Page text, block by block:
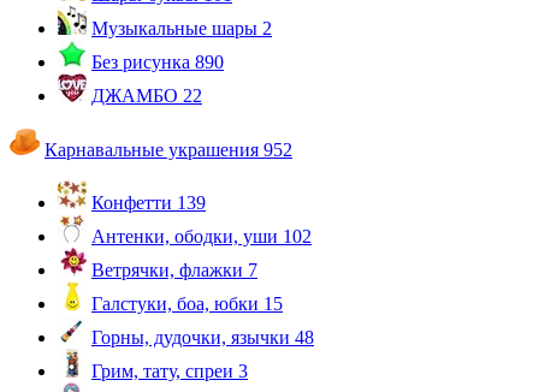
Музыкальные шары 2
Без рисунка 890
ДЖАМБО 22
Карнавальные украшения 952
Конфетти 139
Антенки, ободки, уши 102
Ветрячки, флажки 7
Галстуки, боа, юбки 15
Горны, дудочки, язычки 48
Грим, тату, спреи 3